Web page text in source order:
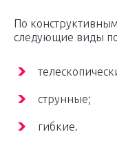
По
следующие виды
струнные;
гибкие.